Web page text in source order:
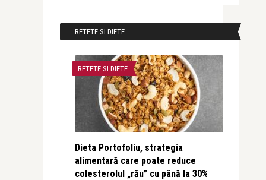
RETETE SI DIETE
RETETE SI DIETE
Dieta Portofoliu, strategia
alimentară care poate reduce
colesterolul „rău” cu până la 30%